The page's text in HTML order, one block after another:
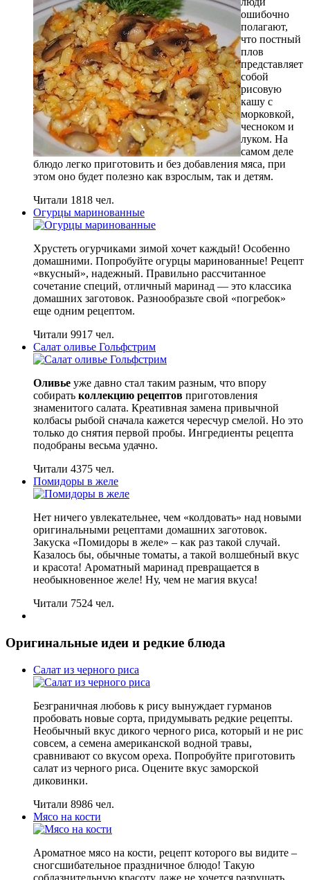
ошибочно
полагают,
что постный
плов
представляет
собой
рисовую
кашу с
морковкой,
чесноком и
луком. На
самом деле
блюдо легко приготовить и без добавления мяса, при
этом оно будет полезно как взрослым, так и детям.
Читали 1818 чел.
Огурцы маринованные
Хрустеть огурчиками зимой хочет каждый! Особенно
домашними. Попробуйте огурцы маринованные! Рецепт
«вкусный», надежный. Правильно рассчитанное
сочетание специй, отличный маринад — это классика
домашних заготовок. Разнообразьте свой «погребок»
еще одним рецептом.
Читали 9917 чел.
Салат оливье Гольфстрим
Оливье уже давно стал таким разным, что впору
собирать коллекцию рецептов приготовления
знаменитого салата. Креативная замена привычной
колбасы рыбой сначала кажется чересчур смелой. Но это
только до снятия первой пробы. Ингредиенты рецепта
подобраны весьма удачно.
Читали 4375 чел.
Помидоры в желе
Нет ничего увлекательнее, чем «колдовать» над новыми
оригинальными рецептами домашних заготовок.
Закуска «Помидоры в желе» – как раз такой случай.
Казалось бы, обычные томаты, а такой волшебный вкус
и красота! Ароматный маринад превращается в
необыкновенное желе! Ну, чем не магия вкуса!
Читали 7524 чел.
Оригинальные идеи и редкие блюда
Салат из черного риса
Безграничная любовь к рису вынуждает гурманов
пробовать новые сорта, придумывать редкие рецепты.
Необычный вкус дикого черного риса, который и не рис
совсем, а семена американской водной травы,
сравнивают со вкусом ореха. Попробуйте приготовить
салат из черного риса. Оцените вкус заморской
диковинки.
Читали 8986 чел.
Мясо на кости
Ароматное мясо на кости, рецепт которого вы видите –
сногсшибательное праздничное блюдо! Такую
соблазнительную красоту даже не хочется разрушать.